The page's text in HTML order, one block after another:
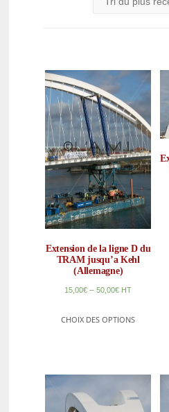
Extension de la ligne D du
TRAM jusqu’a Kehl
(Allemagne)
15,00€ –50,00€ HT
CHOIX DES OPTIONS